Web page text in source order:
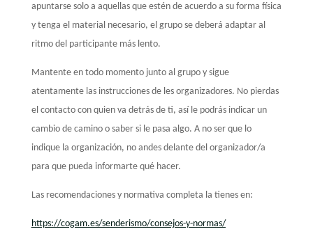
apuntarse solo a aquellas que estén de acuerdo a su forma física
y tenga el material necesario, el grupo se deberá adaptar al
ritmo del participante más lento.
Mantente en todo momento junto al grupo y sigue
atentamente las instrucciones de les organizadores. No pierdas
el contacto con quien va detrás de ti, así le podrás indicar un
cambio de camino o saber si le pasa algo. A no ser que lo
indique la organización, no andes delante del organizador/a
para que pueda informarte qué hacer.
Las recomendaciones y normativa completa la tienes en:
https://cogam.es/senderismo/consejos-y-normas/